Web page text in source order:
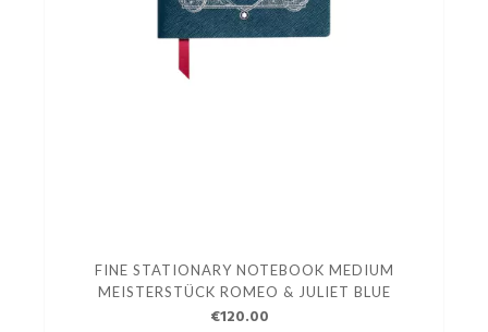
FINE STATIONARY NOTEBOOK MEDIUM
MEISTERSTÜCK ROMEO & JULIET BLUE
€120.00